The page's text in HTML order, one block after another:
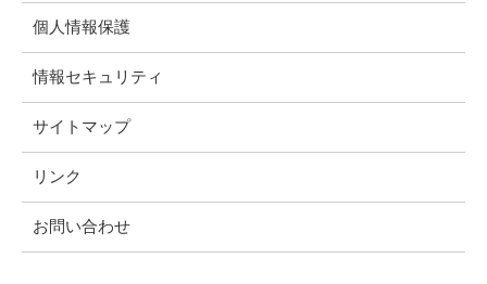
個人情報保護
情報セキュリティ
サイトマップ
リンク
お問い合わせ